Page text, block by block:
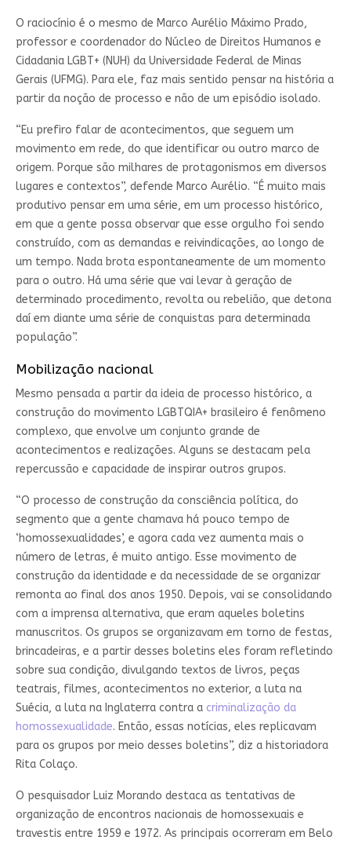
O raciocínio é o mesmo de Marco Aurélio Máximo Prado,
professor e coordenador do Núcleo de Direitos Humanos e
Cidadania LGBT+ (NUH) da Universidade Federal de Minas
Gerais (UFMG). Para ele, faz mais sentido pensar na história a
partir da noção de processo e não de um episódio isolado.
“Eu prefiro falar de acontecimentos, que seguem um
movimento em rede, do que identificar ou outro marco de
origem. Porque são milhares de protagonismos em diversos
lugares e contextos”, defende Marco Aurélio. “É muito mais
produtivo pensar em uma série, em um processo histórico,
em que a gente possa observar que esse orgulho foi sendo
construído, com as demandas e reivindicações, ao longo de
um tempo. Nada brota espontaneamente de um momento
para o outro. Há uma série que vai levar à geração de
determinado procedimento, revolta ou rebelião, que detona
daí em diante uma série de conquistas para determinada
população”.
Mobilização nacional
Mesmo pensada a partir da ideia de processo histórico, a
construção do movimento LGBTQIA+ brasileiro é fenômeno
complexo, que envolve um conjunto grande de
acontecimentos e realizações. Alguns se destacam pela
repercussão e capacidade de inspirar outros grupos.
“O processo de construção da consciência política, do
segmento que a gente chamava há pouco tempo de
‘homossexualidades’, e agora cada vez aumenta mais o
número de letras, é muito antigo. Esse movimento de
construção da identidade e da necessidade de se organizar
remonta ao final dos anos 1950. Depois, vai se consolidando
com a imprensa alternativa, que eram aqueles boletins
manuscritos. Os grupos se organizavam em torno de festas,
brincadeiras, e a partir desses boletins eles foram refletindo
sobre sua condição, divulgando textos de livros, peças
teatrais, filmes, acontecimentos no exterior, a luta na
Suécia, a luta na Inglaterra contra a criminalização da
homossexualidade. Então, essas notícias, eles replicavam
para os grupos por meio desses boletins”, diz a historiadora
Rita Colaço.
O pesquisador Luiz Morando destaca as tentativas de
organização de encontros nacionais de homossexuais e
travestis entre 1959 e 1972. As principais ocorreram em Belo